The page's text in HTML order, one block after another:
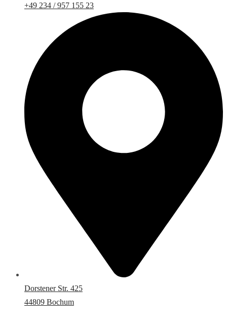
+49 234 / 957 155 23
Dorstener Str. 425
44809 Bochum